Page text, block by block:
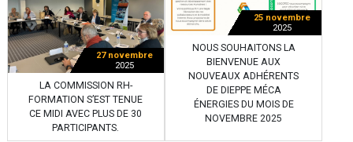
27 novembre
2025
LA COMMISSION RH-
FORMATION S’EST TENUE
CE MIDI AVEC PLUS DE 30
PARTICIPANTS.
25 novembre
2025
NOUS SOUHAITONS LA
BIENVENUE AUX
NOUVEAUX ADHÉRENTS
DE DIEPPE MÉCA
ÉNERGIES DU MOIS DE
NOVEMBRE 2025